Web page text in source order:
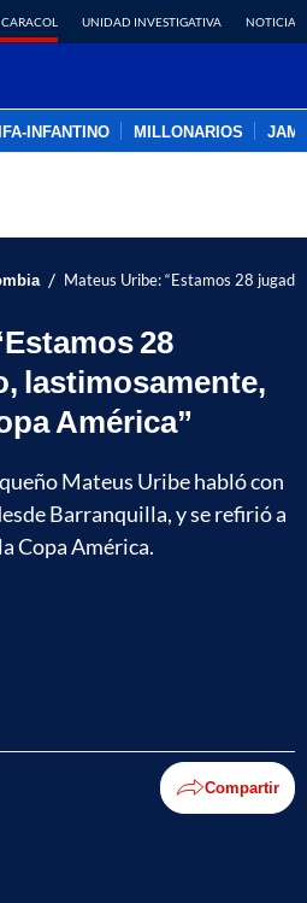
UNIDAD INVESTIGATIVA NOTICIAS
INFANTINO MILLONARIOS
/ Mateus Uribe: “Estamos 28
28
lastimosamente,
América”
Mateus Uribe habló con
Barranquilla, y se refirió a
Copa América.
Compartir